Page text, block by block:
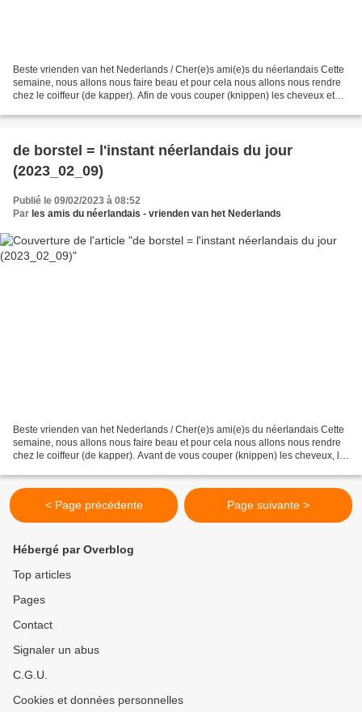
Beste vrienden van het Nederlands / Cher(e)s ami(e)s du néerlandais Cette
semaine, nous allons nous faire beau et pour cela nous allons nous rendre
chez le coiffeur (de kapper). Afin de vous couper (knippen) les cheveux et
de borstel = l'instant néerlandais du jour
(2023_02_09)
Publié le 09/02/2023 à 08:52
Par les amis du néerlandais - vrienden van het Nederlands
Beste vrienden van het Nederlands / Cher(e)s ami(e)s du néerlandais Cette
semaine, nous allons nous faire beau et pour cela nous allons nous rendre
chez le coiffeur (de kapper). Avant de vous couper (knippen) les cheveux, le
< Page précédente Page suivante >
Hébergé par Overblog
Top articles
Pages
Contact
Signaler un abus
C.G.U.
Cookies et données personnelles